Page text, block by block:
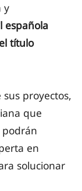
y
española
título
proyectos,
que
podrán
en
solucionar